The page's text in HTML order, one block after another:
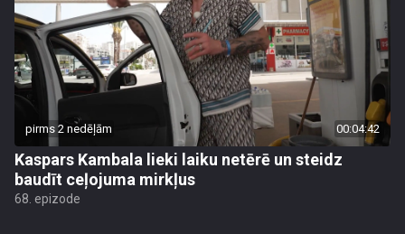
pirms 2 nedēļām 00:04:42
Kaspars Kambala lieki laiku netērē un steidz
baudīt ceļojuma mirkļus
68. epizode